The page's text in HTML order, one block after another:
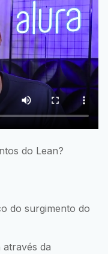
do Lean?
do surgimento do
da